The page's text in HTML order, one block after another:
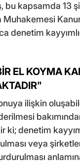
bu kapsamda 13
Muhakemesi
denetim
EL KOYMA
ilişkin
ki; denetim
veya